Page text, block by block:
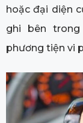
hoặc đại diện
ghi bên
phương tiện vi